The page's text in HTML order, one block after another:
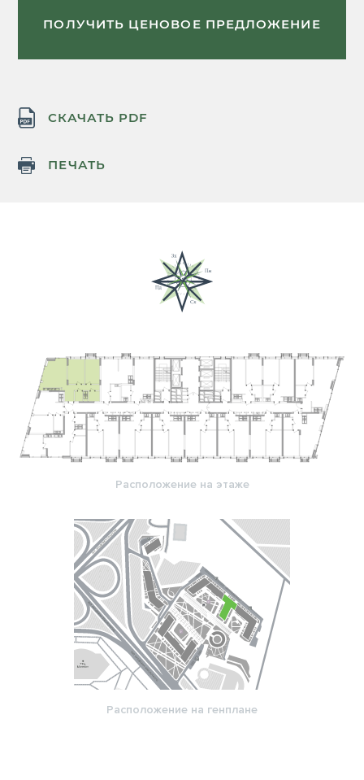
ПОЛУЧИТЬ ЦЕНОВОЕ ПРЕДЛОЖЕНИЕ
СКАЧАТЬ PDF
ПЕЧАТЬ
Расположение на этаже
Расположение на генплане